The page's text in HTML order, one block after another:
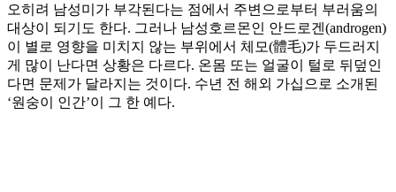
오히려 남성미가 부각된다는 점에서 주변으로부터 부러움의
대상이 되기도 한다. 그러나 남성호르몬인 안드로겐(androgen)
이 별로 영향을 미치지 않는 부위에서 체모(體毛)가 두드러지
게 많이 난다면 상황은 다르다. 온몸 또는 얼굴이 털로 뒤덮인
다면 문제가 달라지는 것이다. 수년 전 해외 가십으로 소개된
‘원숭이 인간’이 그 한 예다.